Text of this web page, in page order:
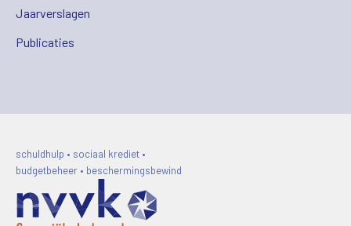
Jaarverslagen
Publicaties
schuldhulp • sociaal krediet •
budgetbeheer • beschermingsbewind